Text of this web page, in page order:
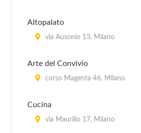
Altopalato
via Ausonio 13, Milano
Arte del Convivio
corso Magenta 46, Milano
Cucina
via Maurilio 17, Milano